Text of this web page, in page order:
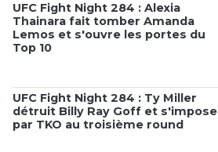
UFC Fight Night 284 : Alexia
Thainara fait tomber Amanda
Lemos et s'ouvre les portes du
Top 10
UFC Fight Night 284 : Ty Miller
détruit Billy Ray Goff et s'impose
par TKO au troisième round